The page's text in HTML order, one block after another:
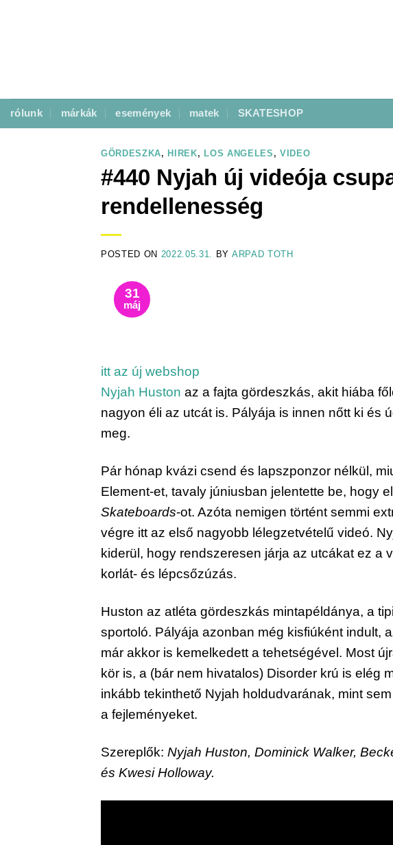
rólunk márkák események matek SKATESHOP
GÖRDESZKA, HIREK, LOS ANGELES , VIDEO
#440 Nyjah új videója
rendellenesség
POSTED ON 2022.05.31. BY ARPAD TOTH
31
máj
itt az új webshop
Nyjah Huston az a fajta gördeszkás, akit hiába
nagyon éli az utcát is. Pályája is innen nőtt ki és
meg.
Pár hónap kvázi csend és lapszponzor nélkül,
Element-et, tavaly júniusban jelentette be, hogy
Skateboards-ot. Azóta nemigen történt semmi
végre itt az első nagyobb lélegzetvételű videó.
kiderül, hogy rendszeresen járja az utcákat ez a
korlát- és lépcsőzúzás.
Huston az atléta gördeszkás mintapéldánya, a
sportoló. Pályája azonban még kisfiúként indult,
már akkor is kemelkedett a tehetségével. Most
kör is, a (bár nem hivatalos) Disorder krú is elég
inkább tekinthető Nyjah holdudvarának, mint
a fejleményeket.
Szereplők: Nyjah Huston, Dominick Walker,
és Kwesi Holloway.